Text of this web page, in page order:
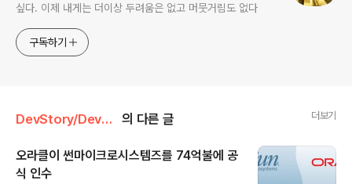
싶다. 이제 내게는 더이상 두려움은 없고 머뭇거림도 없다
구독하기
DevStory/Developer story 의 다른 글 더보기
오라클이 썬마이크로시스템즈를 74억불에 공
식 인수